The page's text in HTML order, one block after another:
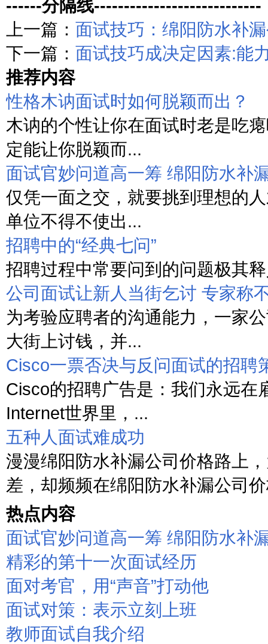
------分隔线----------------------------
上一篇： 面试技巧：绵阳防水补
下一篇： 面试技巧成决定因素:能
推荐内容
性格木讷面试时如何脱颖而出？
木讷的个性让你在面试时老是吃
定能让你脱颖而...
面试官妙问道高一筹 绵阳防水补
仅凭一面之交，就要挑到理想的
单位不得不使出...
招聘中的“经典七问”
招聘过程中常要问到的问题极其
公司面试让新人当街乞讨 专家称
为考验应聘者的沟通能力，一家
大街上讨钱，并...
Cisco一票否决与反问面试的招聘
Cisco的招聘广告是：我们永远在
Internet世界里，...
五种人面试难成功
漫漫绵阳防水补漏公司价格路上
差，却频频在绵阳防水补漏公司
热点内容
面试官妙问道高一筹 绵阳防水补
精彩的第十一次面试经历
面对考官，用“声音”打动他
面试对策：表示立刻上班
教师面试自我介绍